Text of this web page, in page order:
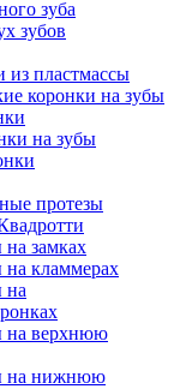
зуба
зубов
из пластмассы
коронки на зубы
на зубы
протезы
замках
кламмерах
на
на верхнюю
на нижнюю